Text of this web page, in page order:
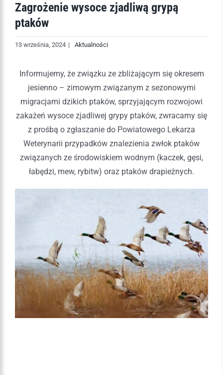
Zagrożenie wysoce zjadliwą grypą
ptaków
13 września, 2024 | Aktualności
Informujemy, że związku ze zbliżającym się okresem
jesienno – zimowym związanym z sezonowymi
migracjami dzikich ptaków, sprzyjającym rozwojowi
zakażeń wysoce zjadliwej grypy ptaków, zwracamy się
z prośbą o zgłaszanie do Powiatowego Lekarza
Weterynarii przypadków znalezienia zwłok ptaków
związanych ze środowiskiem wodnym (kaczek, gęsi,
łabędzi, mew, rybitw) oraz ptaków drapieżnych.